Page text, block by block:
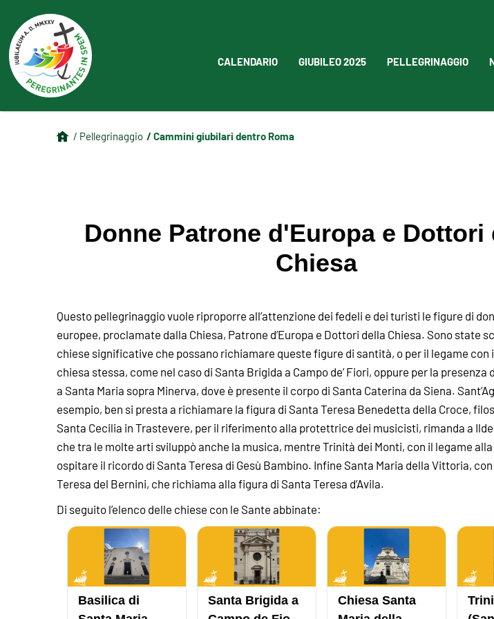
CALENDARIO GIUBILEO 2025 PELLEGRINAGGIO
/ Pellegrinaggio / Cammini giubilari dentro Roma
Donne Patrone d'Europa e Dottori
Chiesa
Questo pellegrinaggio vuole riproporre all’attenzione dei fedeli e dei turisti le figure di
europee, proclamate dalla Chiesa, Patrone d’Europa e Dottori della Chiesa. Sono state
chiese significative che possano richiamare queste figure di santità, o per il legame con
chiesa stessa, come nel caso di Santa Brigida a Campo de’ Fiori, oppure per la presenza
a Santa Maria sopra Minerva, dove è presente il corpo di Santa Caterina da Siena.
esempio, ben si presta a richiamare la figura di Santa Teresa Benedetta della Croce,
Santa Cecilia in Trastevere, per il riferimento alla protettrice dei musicisti, rimanda a
che tra le molte arti sviluppò anche la musica, mentre Trinità dei Monti, con il legame
ospitare il ricordo di Santa Teresa di Gesù Bambino. Infine Santa Maria della Vittoria, con
Teresa del Bernini, che richiama alla figura di Santa Teresa d’Avila.
Di seguito l’elenco delle chiese con le Sante abbinate:
Basilica di
Santa Brigida a
Chiesa Santa